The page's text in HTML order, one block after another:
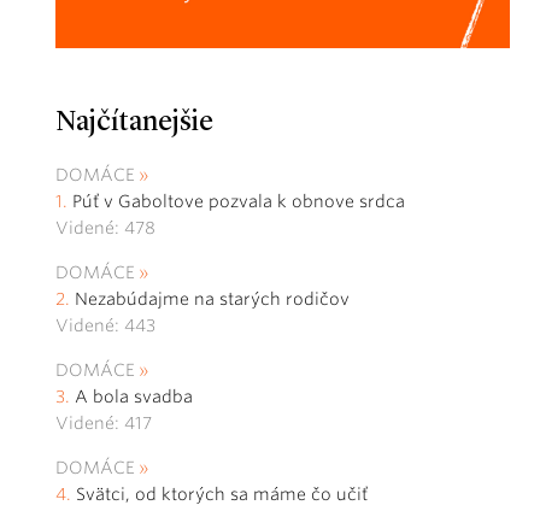
Najčítanejšie
DOMÁCE
Púť v Gaboltove pozvala k obnove srdca
Videné: 478
DOMÁCE
Nezabúdajme na starých rodičov
Videné: 443
DOMÁCE
A bola svadba
Videné: 417
DOMÁCE
Svätci, od ktorých sa máme čo učiť